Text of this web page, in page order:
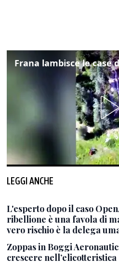
LEGGI ANCHE
L'esperto dopo il caso
ribellione è una favola di
vero rischio è la delega
Zoppas in Boggi
crescere nell’elicotteristica